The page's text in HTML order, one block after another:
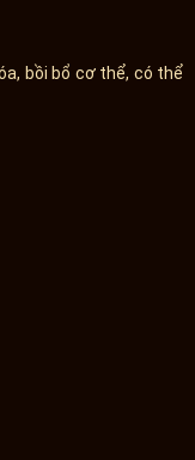
bồi bổ cơ thể, có thể